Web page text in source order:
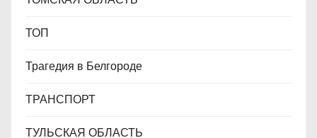
ТОП
Трагедия в Белгороде
ТРАНСПОРТ
ТУЛЬСКАЯ ОБЛАСТЬ